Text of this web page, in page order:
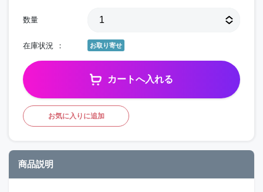
数量
在庫状況 お取り寄せ
カートへ入れる
お気に入りに追加
商品説明